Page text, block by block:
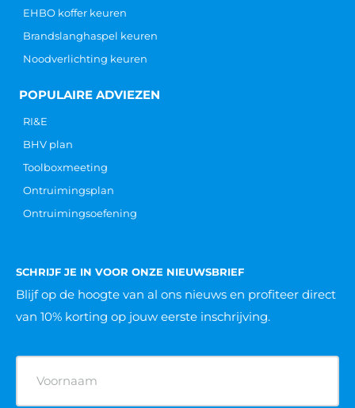
EHBO koffer keuren
Brandslanghaspel keuren
Noodverlichting keuren
POPULAIRE ADVIEZEN
RI&E
BHV plan
Toolboxmeeting
Ontruimingsplan
Ontruimingsoefening
SCHRIJF JE IN VOOR ONZE NIEUWSBRIEF
Blijf op de hoogte van al ons nieuws en profiteer direct
van 10% korting op jouw eerste inschrijving.
(Vereist)